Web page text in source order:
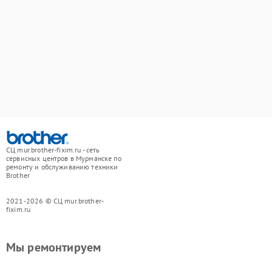
СЦ mur.brother-fixim.ru - сеть
сервисных центров в Мурманске по
ремонту и обслуживанию техники
Brother
2021-2026 © СЦ mur.brother-
fixim.ru
Мы ремонтируем